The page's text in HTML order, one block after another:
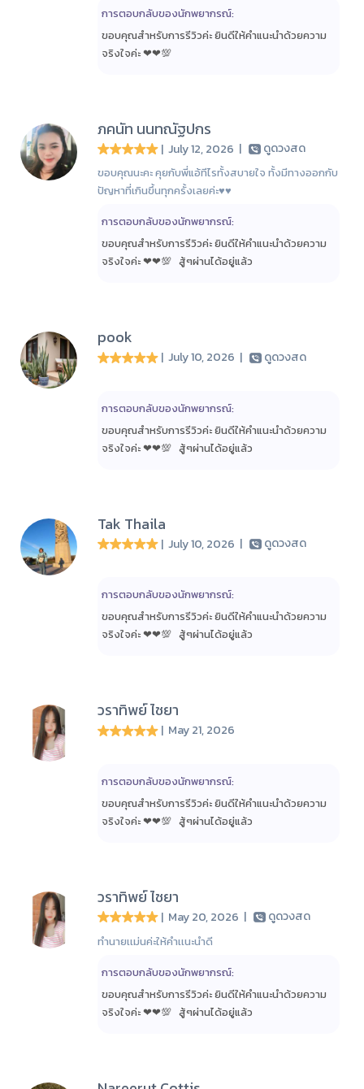
การตอบกลับของนักพยากรณ์:
ขอบคุณสำหรับการรีวิวค่ะ ยินดีให้คำแนะนำด้วยความ
จริงใจค่ะ ❤❤💯
ภคนัท นนทณัฐปกร
| July 12, 2026 | ดูดวงสด
ขอบคุณนะคะ คุยกับพี่แอ้ทีไรทั้งสบายใจ ทั้งมีทางออกกับ
ปัญหาที่เกินขึ้นทุกครั้งเลยค่ะ♥️♥️
การตอบกลับของนักพยากรณ์:
ขอบคุณสำหรับการรีวิวค่ะ ยินดีให้คำแนะนำด้วยความ
จริงใจค่ะ ❤❤💯 สู้ๆ​ผ่านได้อยู่แล้ว​
pook
| July 10, 2026 | ดูดวงสด
การตอบกลับของนักพยากรณ์:
ขอบคุณสำหรับการรีวิวค่ะ ยินดีให้คำแนะนำด้วยความ
จริงใจค่ะ ❤❤💯 สู้ๆ​ผ่านได้อยู่แล้ว​
Tak Thaila
| July 10, 2026 | ดูดวงสด
การตอบกลับของนักพยากรณ์:
ขอบคุณสำหรับการรีวิวค่ะ ยินดีให้คำแนะนำด้วยความ
จริงใจค่ะ ❤❤💯 สู้ๆ​ผ่านได้อยู่แล้ว​
วราทิพย์ ไชยา
| May 21, 2026
การตอบกลับของนักพยากรณ์:
ขอบคุณสำหรับการรีวิวค่ะ ยินดีให้คำแนะนำด้วยความ
จริงใจค่ะ ❤❤💯 สู้ๆ​ผ่านได้อยู่แล้ว​
วราทิพย์ ไชยา
| May 20, 2026 | ดูดวงสด
ทำนายเเม่นค่ะให้คำเเนะนำดี
การตอบกลับของนักพยากรณ์:
ขอบคุณสำหรับการรีวิวค่ะ ยินดีให้คำแนะนำด้วยความ
จริงใจค่ะ ❤❤💯 สู้ๆ​ผ่านได้อยู่แล้ว​